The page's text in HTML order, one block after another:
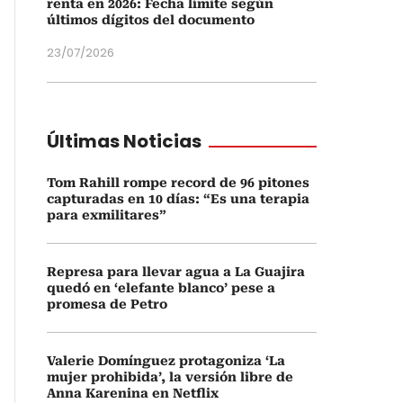
renta en 2026: Fecha límite según
últimos dígitos del documento
23/07/2026
Últimas Noticias
Tom Rahill rompe record de 96 pitones
capturadas en 10 días: “Es una terapia
para exmilitares”
Represa para llevar agua a La Guajira
quedó en ‘elefante blanco’ pese a
promesa de Petro
Valerie Domínguez protagoniza ‘La
mujer prohibida’, la versión libre de
Anna Karenina en Netflix